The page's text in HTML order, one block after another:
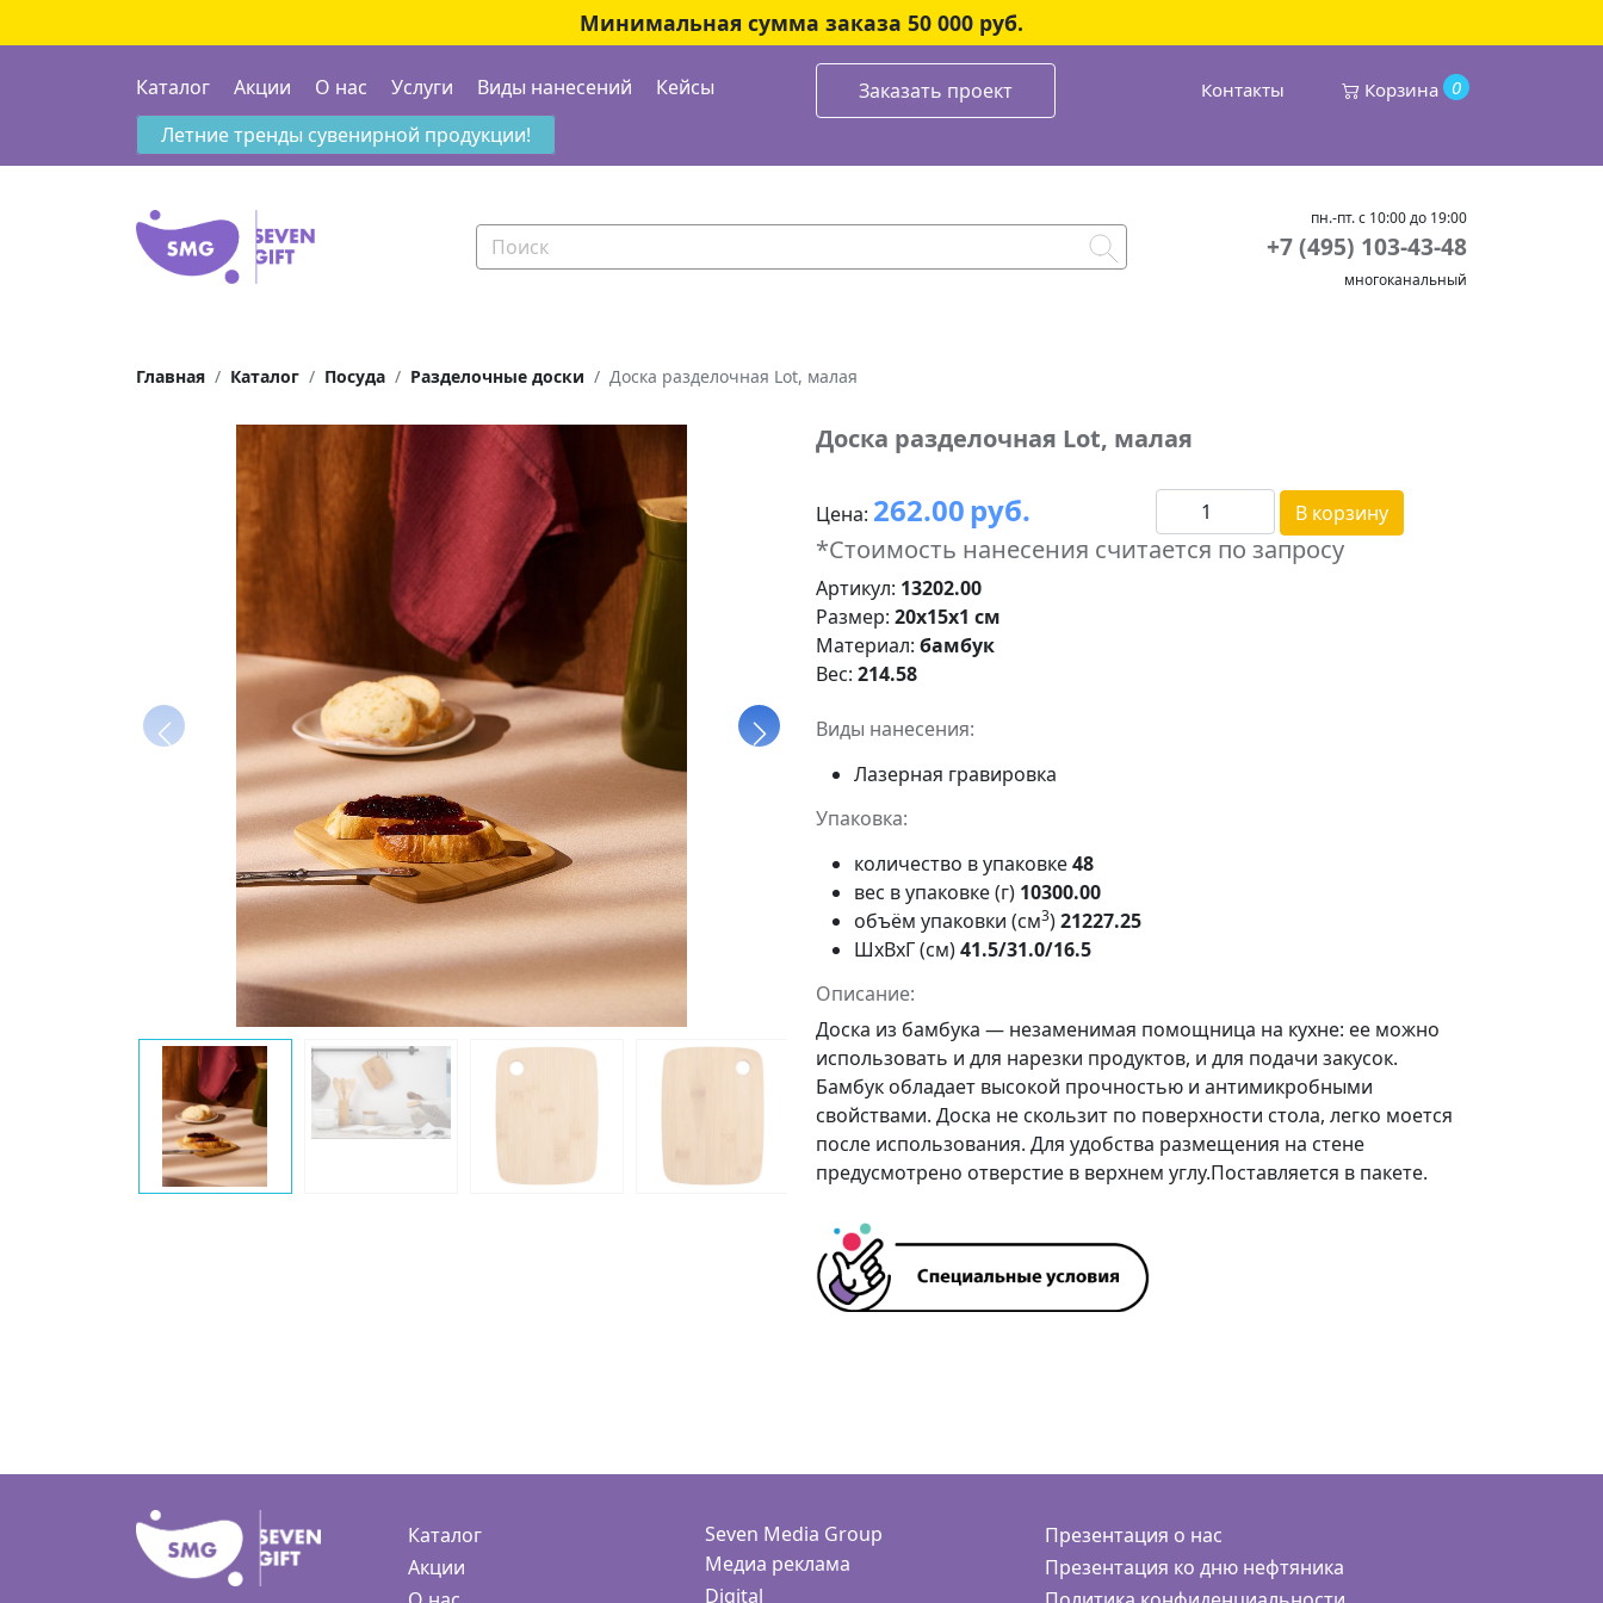
Минимальная сумма заказа 50 000 руб.
Каталог Акции О нас Услуги Виды нанесений Кейсы Заказать проект Контакты 0
Корзина
Летние тренды сувенирной продукции!
пн.-пт. с 10:00 до 19:00
+7 (495) 103-43-48
многоканальный
Главная Каталог Посуда Разделочные доски Доска разделочная Lot, малая
Доска разделочная Lot, малая
Цена: 262.00 руб. В корзину
*Стоимость нанесения считается по запросу
Артикул: 13202.00
Размер: 20х15х1 см
Материал: бамбук
Вес: 214.58
Виды нанесения:
Лазерная гравировка
Упаковка:
количество в упаковке48
вес в упаковке (г) 10300.00
объём упаковки (см3)21227.25
ШxВxГ (см)41.5/31.0/16.5
Описание:
Доска из бамбука — незаменимая помощница на кухне: ее можно
использовать и для нарезки продуктов, и для подачи закусок.
Бамбук обладает высокой прочностью и антимикробными
свойствами. Доска не скользит по поверхности стола, легко моется
после использования. Для удобства размещения на стене
предусмотрено отверстие в верхнем углу.Поставляется в пакете.
Каталог
Акции
Seven Media Group
Медиа реклама
Digital
Презентация о нас
Презентация ко дню нефтяника